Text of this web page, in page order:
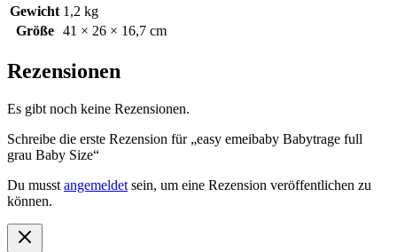
Gewicht 1,2 kg
Größe
41 × 26 × 16,7 cm
Rezensionen
Es gibt noch keine Rezensionen.
Schreibe die erste Rezension für „easy emeibaby Babytrage full
grau Baby Size“
Du musst angemeldet sein, um eine Rezension veröffentlichen zu
können.